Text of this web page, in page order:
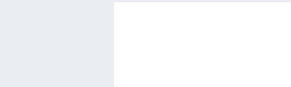
Aさんの家に子連れで集まって遊
嫁が頻繁に転職するせいで俺が職
【悲報】 マイナ保険証のクソぶり
ハードオフに売っていた4万4000